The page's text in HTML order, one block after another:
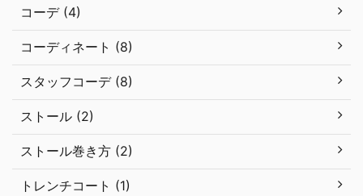
コーデ (4)
コーディネート (8)
スタッフコーデ (8)
ストール (2)
ストール巻き方 (2)
トレンチコート (1)